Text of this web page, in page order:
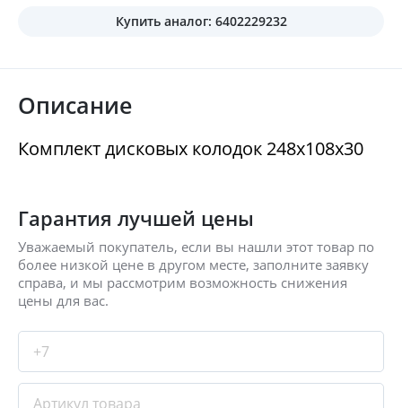
Купить аналог: 6402229232
Описание
Комплект дисковых колодок 248x108x30
Гарантия лучшей цены
Уважаемый покупатель, если вы нашли этот товар по
более низкой цене в другом месте, заполните заявку
справа, и мы рассмотрим возможность снижения
цены для вас.